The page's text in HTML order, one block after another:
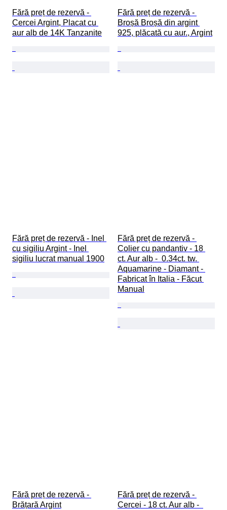
Fără preț de rezervă -
Cercei Argint, Placat cu
aur alb de 14K Tanzanite
Fără preț de rezervă -
Broșă Broșă din argint
925, plăcată cu aur., Argint
Fără preț de rezervă - Inel
cu sigiliu Argint - Inel
sigiliu lucrat manual 1900
Fără preț de rezervă -
Colier cu pandantiv - 18
ct. Aur alb -  0.34ct. tw.
Aquamarine - Diamant -
Fabricat în Italia - Făcut
Manual
Fără preț de rezervă -
Brățară Argint
Fără preț de rezervă -
Cercei - 18 ct. Aur alb -